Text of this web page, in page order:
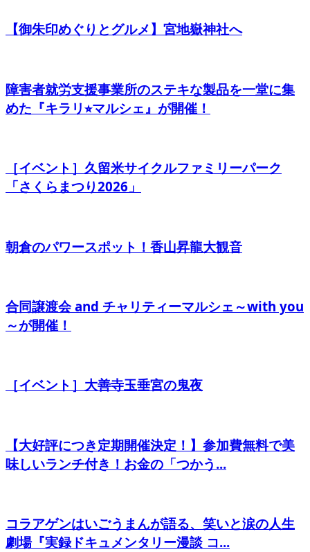
【御朱印めぐりとグルメ】宮地嶽神社へ
障害者就労支援事業所のステキな製品を一堂に集
めた『キラリ⭐︎マルシェ』が開催！
［イベント］久留米サイクルファミリーパーク
「さくらまつり2026」
朝倉のパワースポット！香山昇龍大観音
合同譲渡会 and チャリティーマルシェ～with you
～が開催！
［イベント］大善寺玉垂宮の鬼夜
【大好評につき定期開催決定！】参加費無料で美
味しいランチ付き！お金の「つかう...
コラアゲンはいごうまんが語る、笑いと涙の人生
劇場『実録ドキュメンタリー漫談 コ...